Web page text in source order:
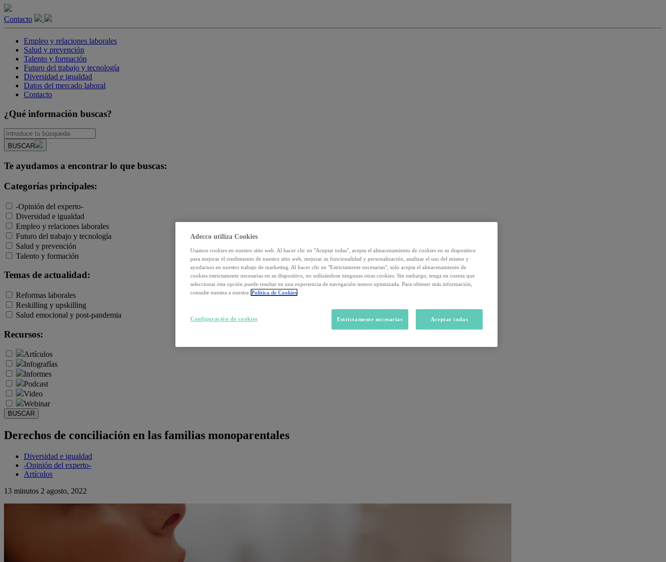
Contacto
Empleo y relaciones laborales
Salud y prevención
Talento y formación
Futuro del trabajo y tecnología
Diversidad e igualdad
Datos del mercado laboral
Contacto
¿Qué información buscas?
BUSCAR
Te ayudamos a encontrar lo que buscas:
Categorías principales:
-Opinión del experto-
Diversidad e igualdad
Empleo y relaciones laborales
Futuro del trabajo y tecnología
Salud y prevención
Talento y formación
Temas de actualidad:
Reformas laborales
Reskilling y upskilling
Salud emocional y post-pandemia
Recursos:
Artículos
Infografías
Informes
Podcast
Video
Webinar
BUSCAR
Derechos de conciliación en las familias monoparentales
Diversidad e igualdad
-Opinión del experto-
Artículos
13 minutos 2 agosto, 2022
Adecco utiliza Cookies
Usamos cookies en nuestro sitio web. Al hacer clic en "Aceptar todas", acepta el almacenamiento de cookies en su dispositivo
para mejorar el rendimiento de nuestro sitio web, mejorar su funcionalidad y personalización, analizar el uso del mismo y
ayudarnos en nuestro trabajo de marketing. Al hacer clic en "Estrictamente necesarias", solo acepta el almacenamiento de
cookies estrictamente necesarias en su dispositivo, no utilizándose ningunas otras cookies. Sin embargo, tenga en cuenta que
seleccionar esta opción puede resultar en una experiencia de navegación menos optimizada. Para obtener más información,
consulte nuestra a nuestra Política de Cookies
Estrictamente necesarias Aceptar todas
Configuración de cookies